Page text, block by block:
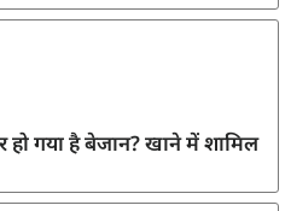
हो गया है बेजान? खाने में शामिल